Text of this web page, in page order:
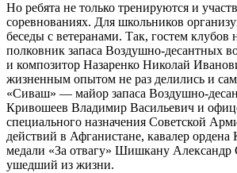
Но ребята не только тренируются и
соревнованиях. Для школьников
беседы с ветеранами. Так, гостем клубов
полковник запаса Воздушно-десантных
и композитор Назаренко Николай
жизненным опытом не раз делились и
«Сиваш» — майор запаса Воздушно-
Кривошеев Владимир Васильевич и
специального назначения Советской
действий в Афганистане, кавалер ордена
медали «За отвагу» Шишкану Александр
ушедший из жизни.